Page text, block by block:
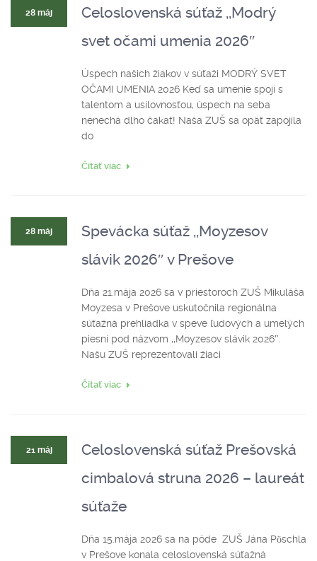
28 máj
Celoslovenská súťaž ,,Modrý
svet očami umenia 2026″
Úspech našich žiakov v súťaži MODRÝ SVET
OČAMI UMENIA 2026 Keď sa umenie spojí s
talentom a usilovnosťou, úspech na seba
nenechá dlho čakať! Naša ZUŠ sa opäť zapojila
do
Čitať viac
28 máj
Spevácka súťaž ,,Moyzesov
slávik 2026″ v Prešove
Dňa 21.mája 2026 sa v priestoroch ZUŠ Mikuláša
Moyzesa v Prešove uskutočnila regionálna
súťažná prehliadka v speve ľudových a umelých
piesní pod názvom ,,Moyzesov slávik 2026″.
Našu ZUŠ reprezentovali žiaci
Čitať viac
21 máj
Celoslovenská súťaž Prešovská
cimbalová struna 2026 – laureát
súťaže
Dňa 15.mája 2026 sa na pôde ZUŠ Jána Pöschla
v Prešove konala celoslovenská súťažná